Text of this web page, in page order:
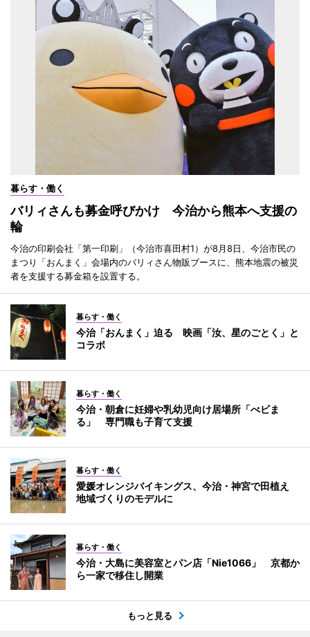
暮らす・働く
バリィさんも募金呼びかけ 今治から熊本へ支援の
輪
今治の印刷会社「第一印刷」（今治市喜田村1）が8月8日、今治市民の
まつり「おんまく」会場内のバリィさん物販ブースに、熊本地震の被災
者を支援する募金箱を設置する。
暮らす・働く
今治「おんまく」迫る 映画「汝、星のごとく」と
コラボ
暮らす・働く
今治・朝倉に妊婦や乳幼児向け居場所「べビま
る」 専門職も子育て支援
暮らす・働く
愛媛オレンジバイキングス、今治・神宮で田植え
地域づくりのモデルに
暮らす・働く
今治・大島に美容室とパン店「Nie1066」 京都か
ら一家で移住し開業
もっと見る